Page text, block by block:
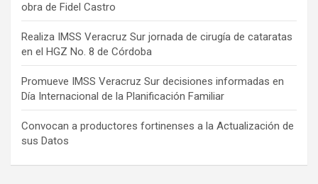
obra de Fidel Castro
Realiza IMSS Veracruz Sur jornada de cirugía de cataratas
en el HGZ No. 8 de Córdoba
Promueve IMSS Veracruz Sur decisiones informadas en
Día Internacional de la Planificación Familiar
Convocan a productores fortinenses a la Actualización de
sus Datos